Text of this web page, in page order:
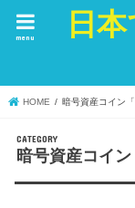
日
menu
HOME 暗号資産コイン
暗号資産コイ